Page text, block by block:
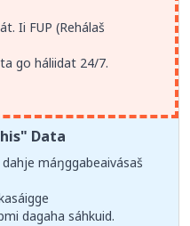
Ii FUP (Rehálaš
go háliidat 24/7.
Data
máŋggabeaivásaš
dagaha sáhkuid.